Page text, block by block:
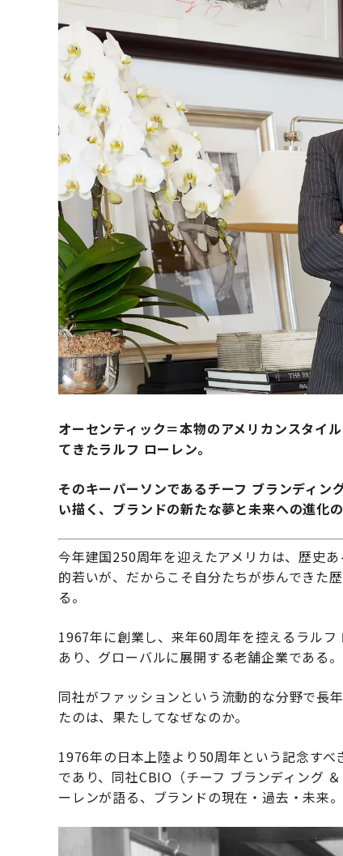
オーセンティック＝本物のアメリカンスタイ
てきたラルフ ローレン。
そのキーパーソンであるチーフ ブランディ
い描く、ブランドの新たな夢と未来への進化の
今年建国250周年を迎えたアメリカは、歴史
的若いが、だからこそ自分たちが歩んできた
る。
1967年に創業し、来年60周年を控えるラル
あり、グローバルに展開する老舗企業である。
同社がファッションという流動的な分野で長
たのは、果たしてなぜなのか。
1976年の日本上陸より50周年という記念す
であり、同社CBIO（チーフ ブランディング
ーレンが語る、ブランドの現在・過去・未来。